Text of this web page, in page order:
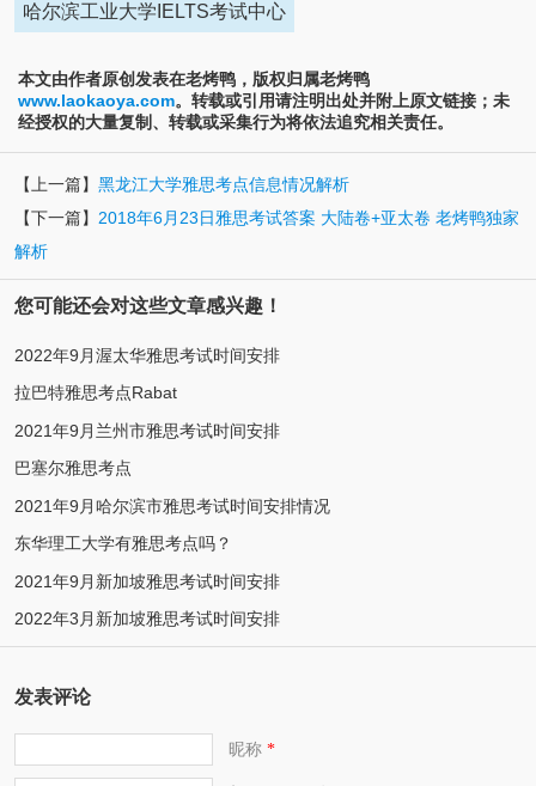
哈尔滨工业大学IELTS考试中心
本文由作者原创发表在老烤鸭，版权归属老烤鸭
www.laokaoya.com。转载或引用请注明出处并附上原文链接；未
经授权的大量复制、转载或采集行为将依法追究相关责任。
【上一篇】 黑龙江大学雅思考点信息情况解析
【下一篇】 2018年6月23日雅思考试答案 大陆卷+亚太卷 老烤鸭独家
解析
您可能还会对这些文章感兴趣！
2022年9月渥太华雅思考试时间安排
拉巴特雅思考点Rabat
2021年9月兰州市雅思考试时间安排
巴塞尔雅思考点
2021年9月哈尔滨市雅思考试时间安排情况
东华理工大学有雅思考点吗？
2021年9月新加坡雅思考试时间安排
2022年3月新加坡雅思考试时间安排
发表评论
昵称*